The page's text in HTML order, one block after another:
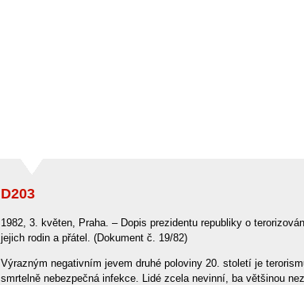
D203
1982, 3. květen, Praha. – Dopis prezidentu republiky o
jejich rodin a přátel. (Dokument č. 19/82)
Výrazným negativním jevem druhé poloviny 20. století je
smrtelně nebezpečná infekce. Lidé zcela nevinní, ba většinou